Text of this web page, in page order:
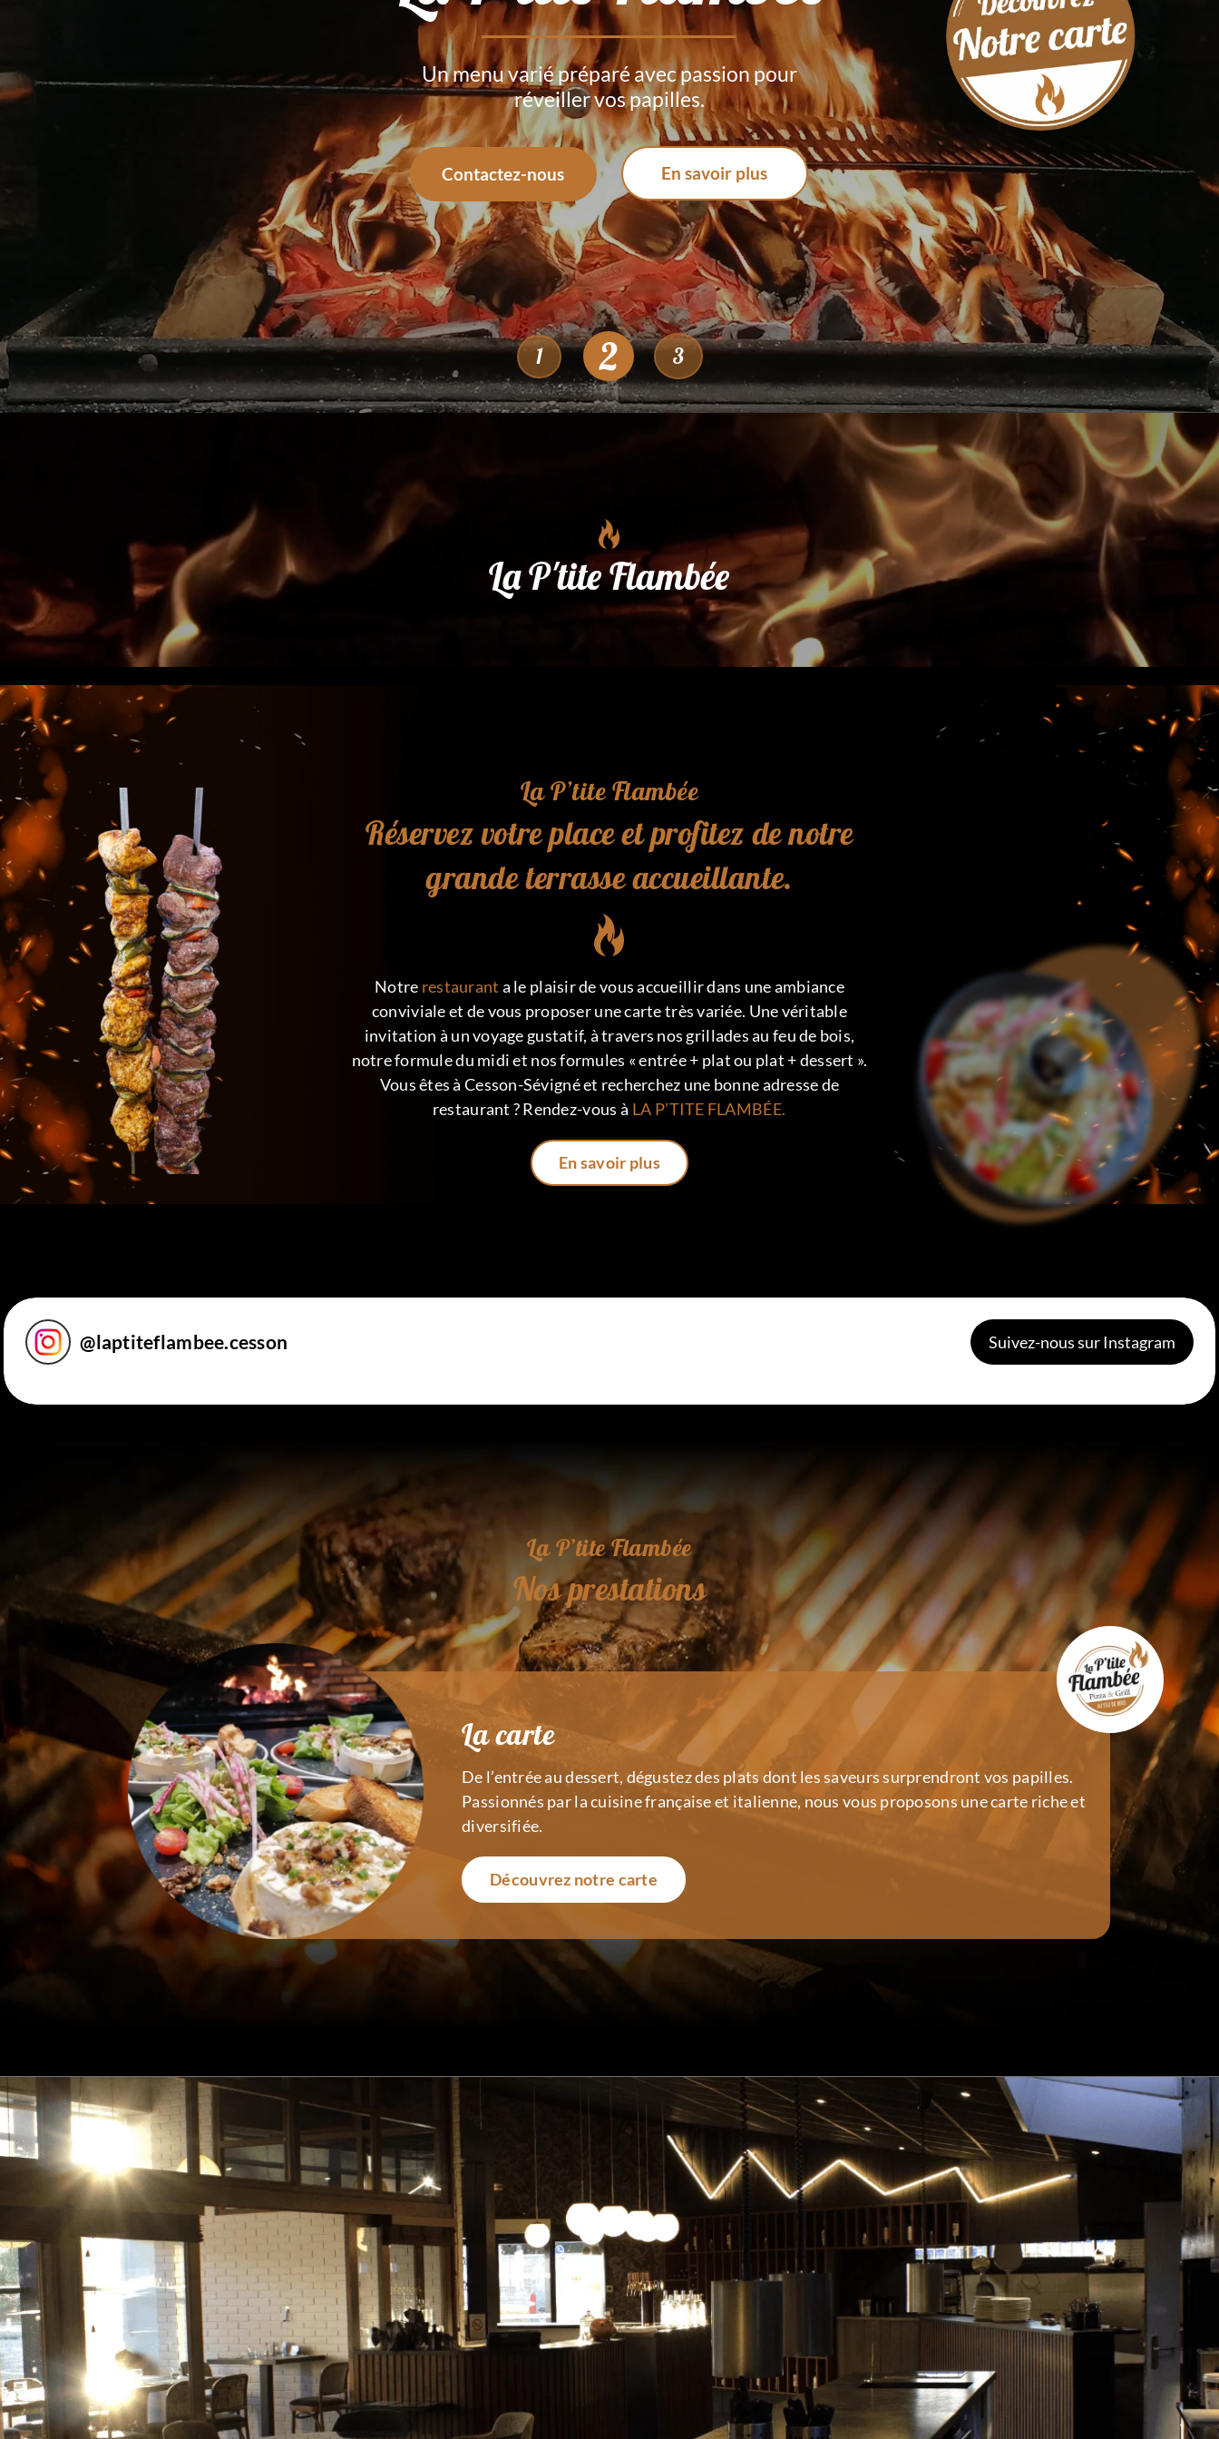
3
Contactez-nous
En famille ou entre amis, offrez-vous un
moment gastronomique riche en saveurs.
En savoir plus
1 2
La P'tite Flambée
La P’tite Flambée
Réservez votre place et profitez de notre
grande terrasse accueillante.
Notre restaurant a le plaisir de vous accueillir dans une ambiance
conviviale et de vous proposer une carte très variée. Une véritable
invitation à un voyage gustatif, à travers nos grillades au feu de bois,
notre formule du midi et nos formules « entrée + plat ou plat + dessert ».
Vous êtes à Cesson-Sévigné et recherchez une bonne adresse de
restaurant ? Rendez-vous à LA P’TITE FLAMBÉE.
En savoir plus
@laptiteflambee.cesson Suivez-nous sur Instagram
La P’tite Flambée
Nos prestations
La carte
De l’entrée au dessert, dégustez des plats dont les saveurs surprendront vos papilles.
Passionnés par la cuisine française et italienne, nous vous proposons une carte riche et
diversifiée.
Découvrez notre carte